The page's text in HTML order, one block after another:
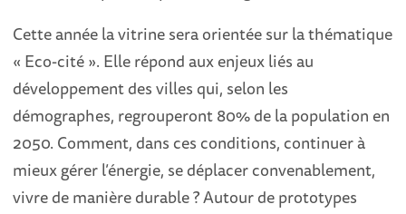
Cette année la vitrine sera orientée sur la thématique
« Eco-cité ». Elle répond aux enjeux liés au
développement des villes qui, selon les
démographes, regrouperont 80% de la population en
2050. Comment, dans ces conditions, continuer à
mieux gérer l’énergie, se déplacer convenablement,
vivre de manière durable ? Autour de prototypes